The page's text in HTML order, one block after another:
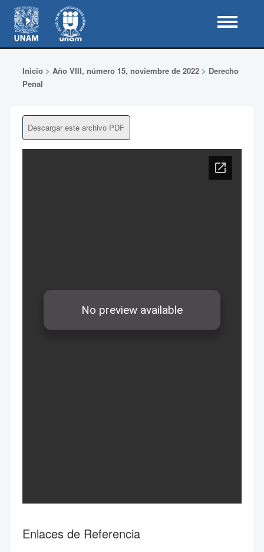
Inicio> Año VIII, número 15, noviembre de 2022> Derecho
Penal
Descargar este archivo PDF
Enlaces de Referencia